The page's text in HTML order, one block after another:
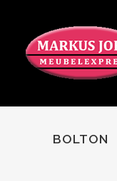
BOLTON